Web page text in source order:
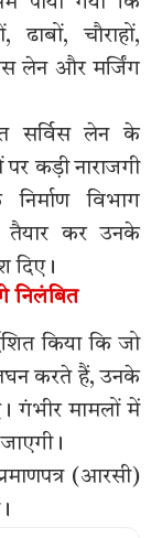
चौराहों,
लेन और मर्जिंग
सर्विस लेन के
कड़ी नाराजगी
विभाग
तैयार कर उनके
दिए।
निलंबित
किया कि जो
करते हैं, उनके
गंभीर मामलों में
(आरसी)